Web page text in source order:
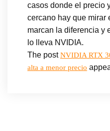
casos donde el precio
cercano hay que mirar
marcan la diferencia y
lo lleva NVIDIA.
The postNVIDIA RTX
alta a menor precio